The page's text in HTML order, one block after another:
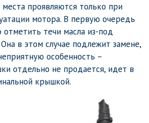
проявляются только при
мотора. В первую очередь
течи масла из-под
в этом случае подлежит замене,
особенность –
отдельно не продается, идет в
крышкой.